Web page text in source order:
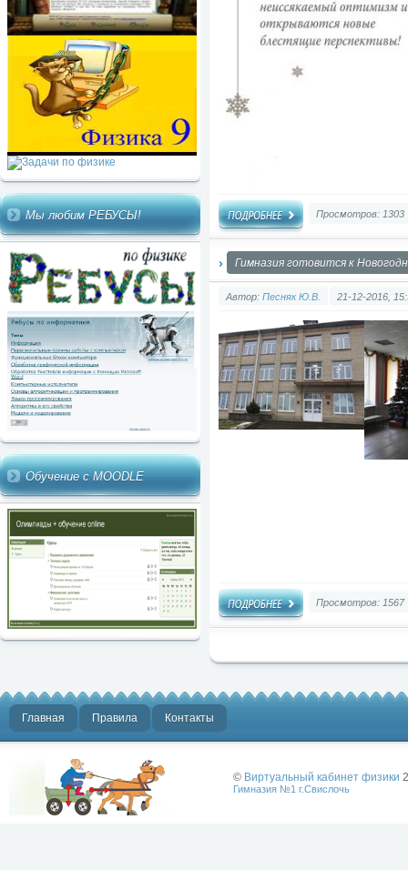
Мы любим РЕБУСЫ!
Обучение с MOODLE
Просмотров: 1303
Гимназия готовится к
Автор: Песняк Ю.В. 21-12-2016,
Просмотров: 1567
Главная Правила Контакты
© Виртуальный кабинет физики
Гимназия №1 г.Свислочь